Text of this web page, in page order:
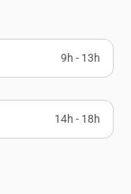
9h - 13h
14h - 18h